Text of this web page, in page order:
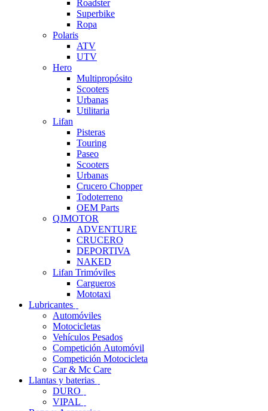
Roadster
Superbike
Ropa
Polaris
ATV
UTV
Hero
Multipropósito
Scooters
Urbanas
Utilitaria
Lifan
Pisteras
Touring
Paseo
Scooters
Urbanas
Crucero Chopper
Todoterreno
OEM Parts
QJMOTOR
ADVENTURE
CRUCERO
DEPORTIVA
NAKED
Lifan Trimóviles
Cargueros
Mototaxi
Lubricantes
Automóviles
Motocicletas
Vehículos Pesados
Competición Automóvil
Competición Motocicleta
Car & Mc Care
Llantas y baterias
DURO
VIPAL